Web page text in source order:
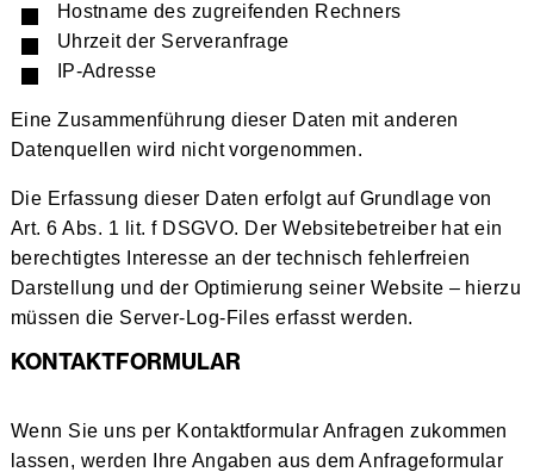
Hostname des zugreifenden Rechners
Uhrzeit der Serveranfrage
IP-Adresse
Eine Zusammenführung dieser Daten mit anderen
Datenquellen wird nicht vorgenommen.
Die Erfassung dieser Daten erfolgt auf Grundlage von
Art. 6 Abs. 1 lit. f DSGVO. Der Websitebetreiber hat ein
berechtigtes Interesse an der technisch fehlerfreien
Darstellung und der Optimierung seiner Website – hierzu
müssen die Server-Log-Files erfasst werden.
KONTAKTFORMULAR
Wenn Sie uns per Kontaktformular Anfragen zukommen
lassen, werden Ihre Angaben aus dem Anfrageformular